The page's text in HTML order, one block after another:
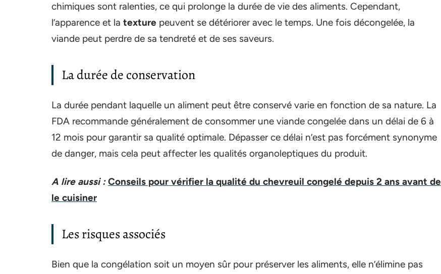
chimiques sont ralenties, ce qui prolonge la durée de vie des aliments. Cependant,
l’apparence et la texture peuvent se détériorer avec le temps. Une fois décongelée, la
viande peut perdre de sa tendreté et de ses saveurs.
La durée de conservation
La durée pendant laquelle un aliment peut être conservé varie en fonction de sa nature. La
FDA recommande généralement de consommer une viande congelée dans un délai de 6 à
12 mois pour garantir sa qualité optimale. Dépasser ce délai n’est pas forcément synonyme
de danger, mais cela peut affecter les qualités organoleptiques du produit.
A lire aussi : Conseils pour vérifier la qualité du chevreuil congelé depuis 2 ans avant de
le cuisiner
Les risques associés
Bien que la congélation soit un moyen sûr pour préserver les aliments, elle n’élimine pas